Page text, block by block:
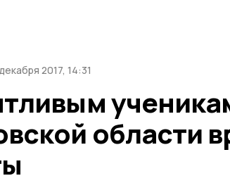
2017, 14:31
области